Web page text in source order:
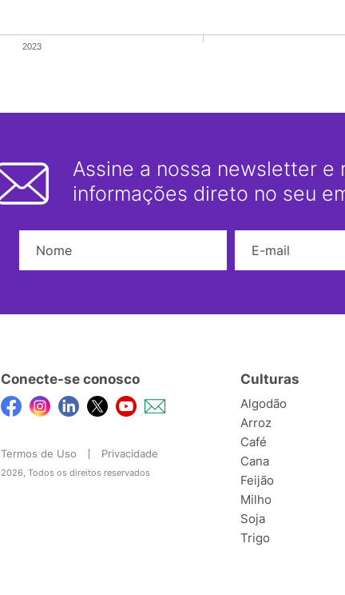
2023
Assine a nossa newsletter e
informações direto no seu
Conecte-se conosco
Termos de Uso Privacidade
2026, Todos os direitos reservados
Culturas
Algodão
Arroz
Café
Cana
Feijão
Milho
Soja
Trigo